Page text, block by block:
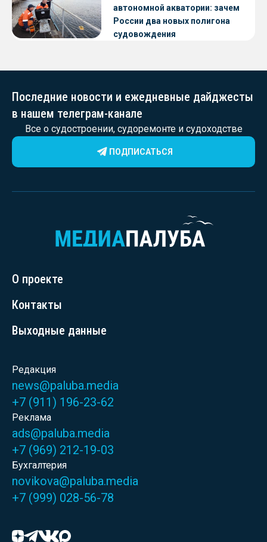
автономной акватории: зачем
России два новых полигона
судовождения
Последние новости и ежедневные дайджесты
в нашем телеграм-канале
Все о судостроении, судоремонте и судоходстве
ПОДПИСАТЬСЯ
О проекте
Контакты
Выходные данные
Редакция
news@paluba.media
+7 (911) 196-23-62
Реклама
ads@paluba.media
+7 (969) 212-19-03
Бухгалтерия
novikova@paluba.media
+7 (999) 028-56-78